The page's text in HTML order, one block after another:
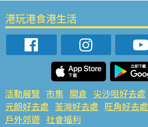
港玩港食港生活
活動展覽 市集 開倉 尖沙咀好去處
元朗好去處 荃灣好去處 旺角好去處
戶外郊遊 社會福利